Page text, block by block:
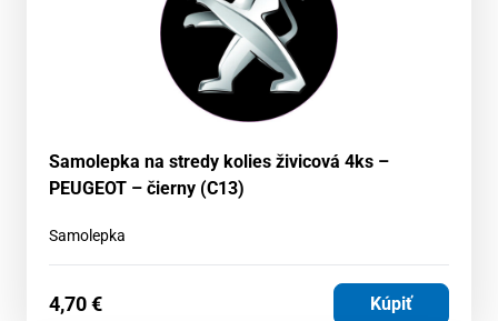
Samolepka na stredy kolies živicová 4ks –
PEUGEOT – čierny (C13)
Samolepka
4,70€ Kúpiť